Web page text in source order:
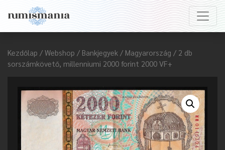
Kezdőlap / Webshop / Bankjegyek / Magyarország / 2 db
sorszámkövető, millenniumi 2000 forint 2000 VF+